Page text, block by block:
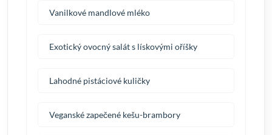
Vanilkové mandlové mléko
Exotický ovocný salát s lískovými oříšky
Lahodné pistáciové kuličky
Veganské zapečené kešu-brambory